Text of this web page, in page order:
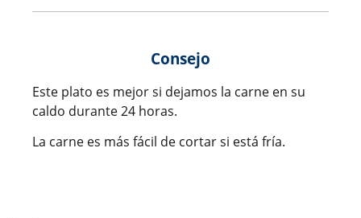
Consejo
Este plato es mejor si dejamos la carne en su
caldo durante 24 horas.
La carne es más fácil de cortar si está fría.